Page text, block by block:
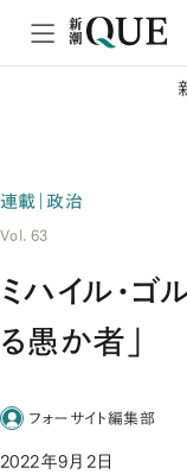
連載｜政治
Vol. 63
ミハイル・ゴ
る愚か者」
フォーサイト編集部
2022年9月2日